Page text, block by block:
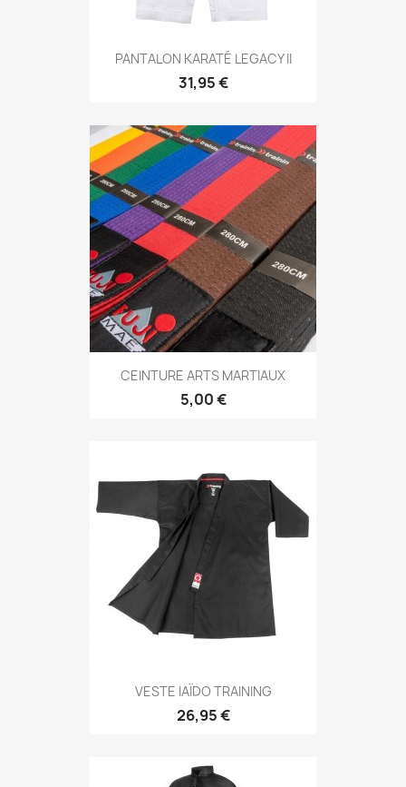
Aperçu rapide
PANTALON KARATÉ LEGACY II
31,95 €
 Aperçu rapide
CEINTURE ARTS MARTIAUX
5,00 €
Aperçu rapide
VESTE IAÏDO TRAINING
26,95 €